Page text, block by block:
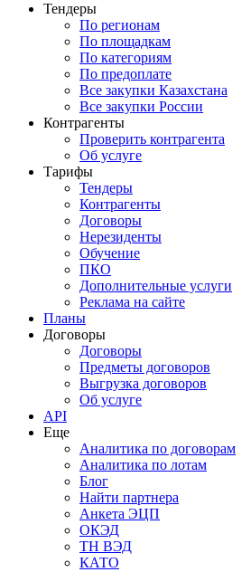
Тендеры
По регионам
По площадкам
По категориям
По предоплате
Все закупки Казахстана
Все закупки России
Контрагенты
Проверить контрагента
Об услуге
Тарифы
Тендеры
Контрагенты
Договоры
Нерезиденты
Обучение
ПКО
Дополнительные услуги
Реклама на сайте
Планы
Договоры
Договоры
Предметы договоров
Выгрузка договоров
Об услуге
API
Еще
Аналитика по договорам
Аналитика по лотам
Блог
Найти партнера
Анкета ЭЦП
ОКЭД
ТН ВЭД
КАТО